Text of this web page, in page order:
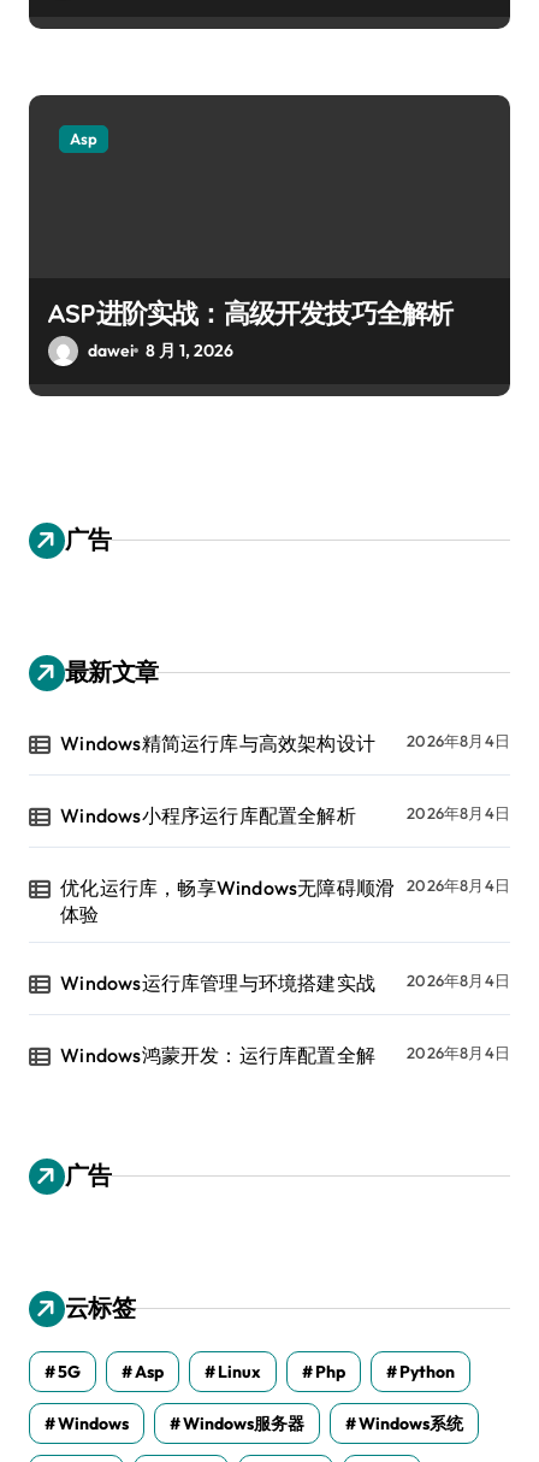
Asp
ASP进阶实战：高级开发技巧全解析
dawei 8 月 1, 2026
广告
最新文章
Windows精简运行库与高效架构设计 2026年8月4日
Windows小程序运行库配置全解析 2026年8月4日
优化运行库，畅享Windows无障碍顺滑
体验
2026年8月4日
Windows运行库管理与环境搭建实战 2026年8月4日
Windows鸿蒙开发：运行库配置全解 2026年8月4日
广告
云标签
5G Asp Linux Php Python
Windows Windows服务器 Windows系统